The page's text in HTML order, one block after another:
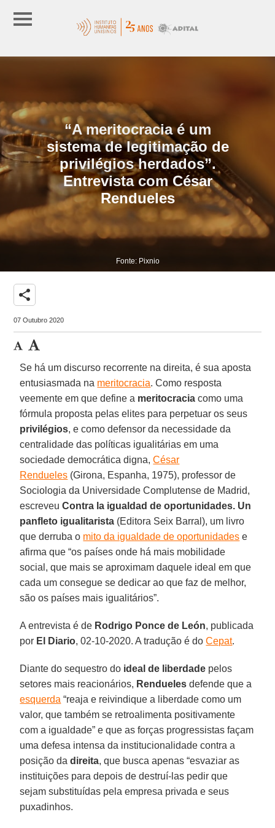
“A meritocracia é um
sistema de legitimação de
privilégios herdados”.
Entrevista com César
Rendueles
Fonte: Pixnio
share
07 Outubro 2020
Se há um discurso recorrente na direita, é sua aposta
entusiasmada na meritocracia. Como resposta
veemente em que define a meritocracia como uma
fórmula proposta pelas elites para perpetuar os seus
privilégios, e como defensor da necessidade da
centralidade das políticas igualitárias em uma
sociedade democrática digna,César
Rendueles (Girona, Espanha, 1975), professor de
Sociologia da Universidade Complutense de Madrid,
escreveuContra la igualdad de oportunidades. Un
panfleto igualitarista (Editora Seix Barral), um livro
que derruba o mito da igualdade de oportunidades e
afirma que “os países onde há mais mobilidade
social, que mais se aproximam daquele ideal em que
cada um consegue se dedicar ao que faz de melhor,
são os países mais igualitários”.
A entrevista é de Rodrigo Ponce de León, publicada
por El Diario, 02-10-2020. A tradução é doCepat.
Diante do sequestro do ideal de liberdade pelos
setores mais reacionários, Rendueles defende que a
esquerda “reaja e reivindique a liberdade como um
valor, que também se retroalimenta positivamente
com a igualdade” e que as forças progressistas façam
uma defesa intensa da institucionalidade contra a
posição dadireita, que busca apenas “esvaziar as
instituições para depois de destruí-las pedir que
sejam substituídas pela empresa privada e seus
puxadinhos.